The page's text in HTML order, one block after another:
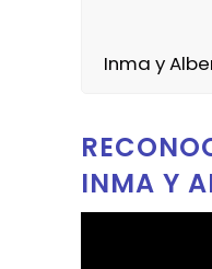
Inma y
INMA Y